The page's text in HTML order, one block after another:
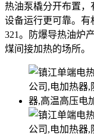
热油泵橇分开布置，
设备运行更可靠。有
321。防爆导热油炉
煤间接加热的场所。